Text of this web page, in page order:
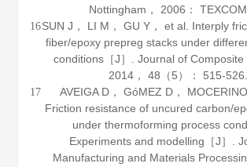
Nottingham， 2006 ：
16SUN J， LI M， GU Y， et al. Interply
fiber/epoxy prepreg stacks under
conditions［J］. Journal of Composite
2014 ，48 （5）： 515-526.
17
AVEIGA D， GóMEZ D，
Friction resistance of uncured carbon/
under thermoforming process
Experiments and modelling［J］.
Manufacturing and Materials